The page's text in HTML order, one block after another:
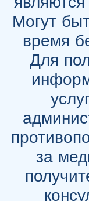
Могут
время
Для
за